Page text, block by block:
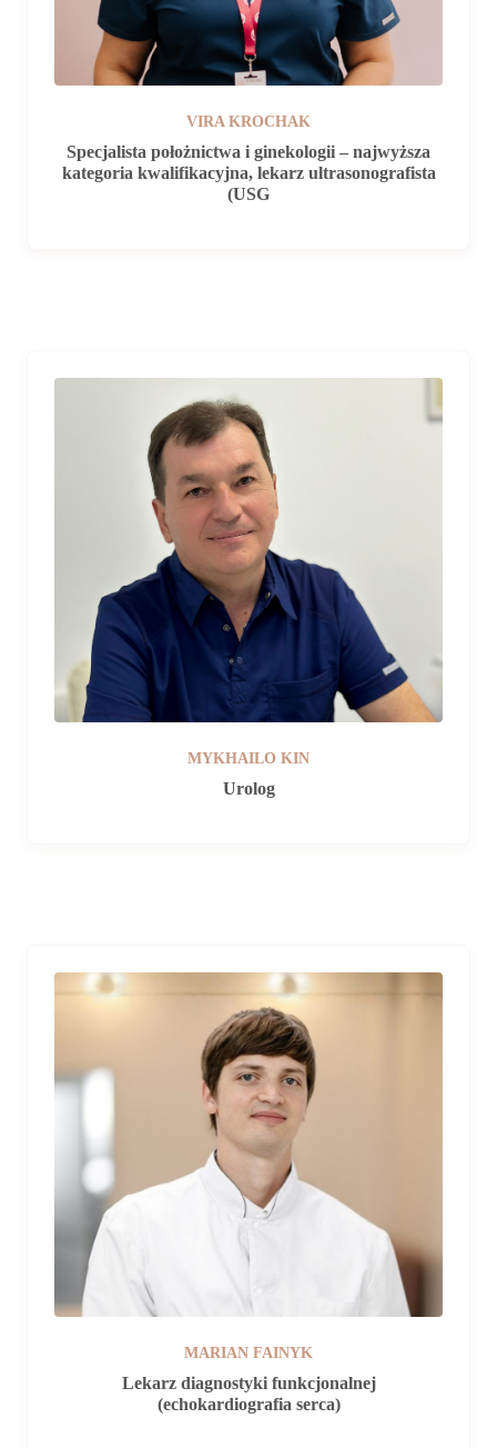
VIRA KROCHAK
Specjalista położnictwa i ginekologii – najwyższa
kategoria kwalifikacyjna, lekarz ultrasonografista
(USG
MYKHAILO KIN
Urolog
MARIAN FAINYK
Lekarz diagnostyki funkcjonalnej
(echokardiografia serca)